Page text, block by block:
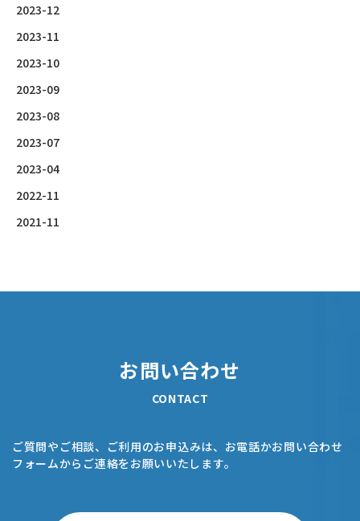
2023-12
2023-11
2023-10
2023-09
2023-08
2023-07
2023-04
2022-11
2021-11
お問い合わせ
CONTACT
ご質問やご相談、ご利用のお申込みは、お電話かお問い合わせ
フォームからご連絡をお願いいたします。